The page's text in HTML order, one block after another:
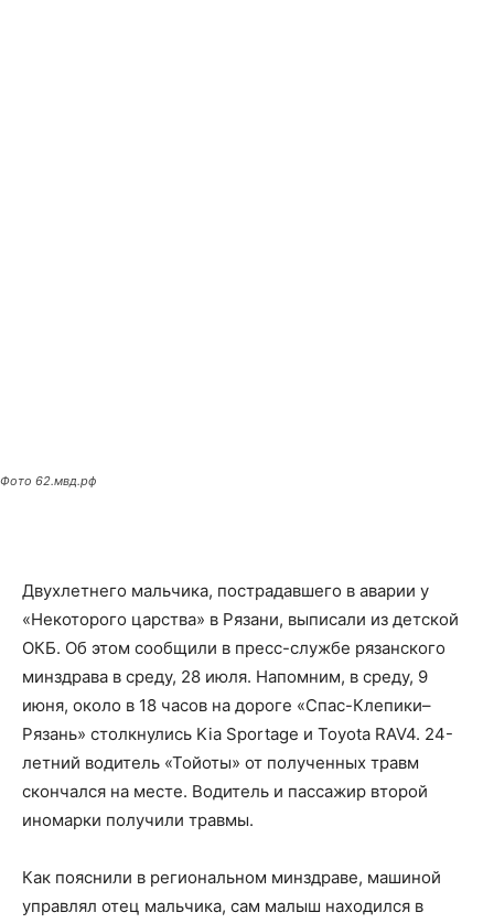
Фото 62.мвд.рф
Двухлетнего мальчика, пострадавшего в аварии у
«Некоторого царства» в Рязани, выписали из детской
ОКБ. Об этом сообщили в пресс-службе рязанского
минздрава в среду, 28 июля. Напомним, в среду, 9
июня, около в 18 часов на дороге «Спас-Клепики–
Рязань» столкнулись Kia Sportage и Toyota RAV4. 24-
летний водитель «Тойоты» от полученных травм
скончался на месте. Водитель и пассажир второй
иномарки получили травмы.
Как пояснили в региональном минздраве, машиной
управлял отец мальчика, сам малыш находился в